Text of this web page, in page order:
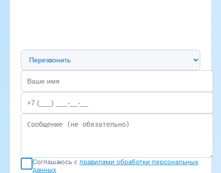
Предпочтительный способ связи
Соглашаюсь с правилами обработки персональных
данных